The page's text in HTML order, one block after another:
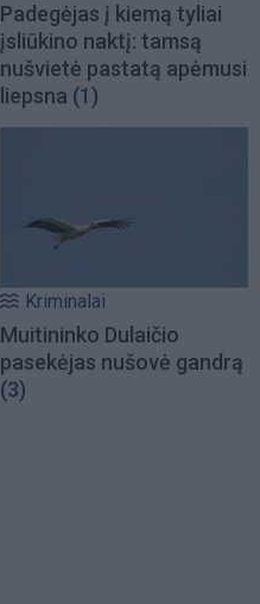
Padegėjas į kiemą tyliai
įsliūkino naktį: tamsą
nušvietė pastatą apėmusi
liepsna (1)
Kriminalai
Muitininko Dulaičio
pasekėjas nušovė gandrą
(3)